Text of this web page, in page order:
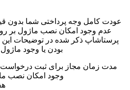
عودت کامل وجه پرداختی شما بدون
عدم وجود امکان نصب ماژول بر
پرستاشاپ ذکر شده در توضیحات
بودن یا وجود
مدت زمان مجاز برای ثبت
وجود امکان نصب